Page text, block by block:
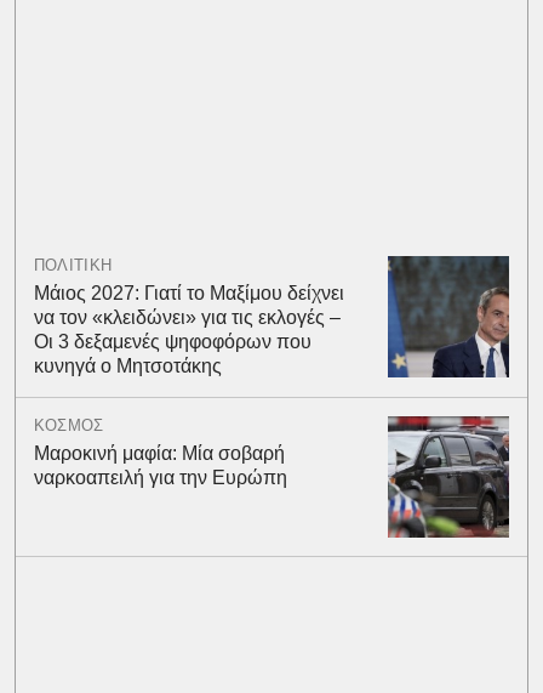
ΠΟΛΙΤΙΚΗ
Μάιος 2027: Γιατί το Μαξίμου δείχνει
να τον «κλειδώνει» για τις εκλογές –
Οι 3 δεξαμενές ψηφοφόρων που
κυνηγά ο Μητσοτάκης
ΚΟΣΜΟΣ
Μαροκινή μαφία: Μία σοβαρή
ναρκοαπειλή για την Ευρώπη